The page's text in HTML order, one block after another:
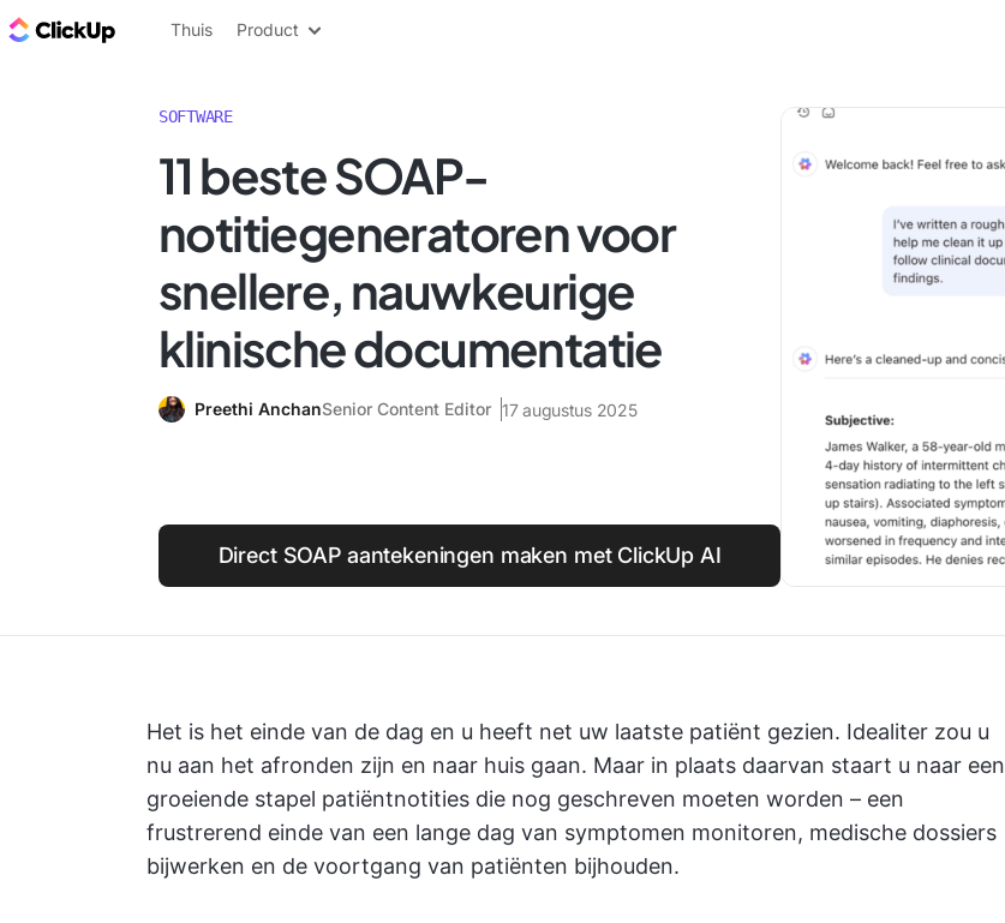
ClickUp Blog
Thuis Product
SOFTWARE
11 beste SOAP-
notitiegeneratoren voor
snellere, nauwkeurige
klinische documentatie
Preethi AnchanSenior Content Editor 17 augustus 2025
Direct SOAP aantekeningen maken met ClickUp AI
Het is het einde van de dag en u heeft net uw laatste patiënt gezien. Idealiter zou u
nu aan het afronden zijn en naar huis gaan. Maar in plaats daarvan staart u naar een
groeiende stapel patiëntnotities die nog geschreven moeten worden – een
frustrerend einde van een lange dag van symptomen monitoren, medische dossiers
bijwerken en de voortgang van patiënten bijhouden.